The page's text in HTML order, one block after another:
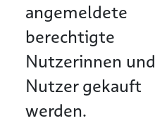
angemeldete
berechtigte
Nutzerinnen und
Nutzer gekauft
werden.